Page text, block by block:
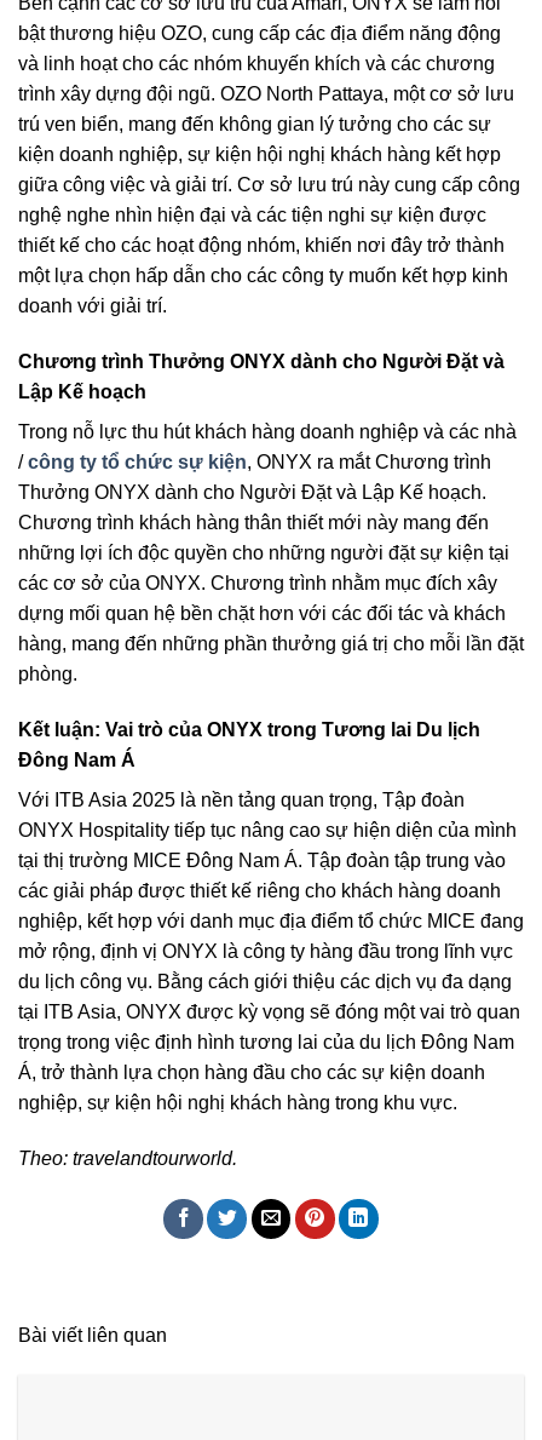
bật thương hiệu OZO, cung cấp các địa điểm năng động
và linh hoạt cho các nhóm khuyến khích và các chương
trình xây dựng đội ngũ. OZO North Pattaya, một cơ sở lưu
trú ven biển, mang đến không gian lý tưởng cho các sự
kiện doanh nghiệp, sự kiện hội nghị khách hàng kết hợp
giữa công việc và giải trí. Cơ sở lưu trú này cung cấp công
nghệ nghe nhìn hiện đại và các tiện nghi sự kiện được
thiết kế cho các hoạt động nhóm, khiến nơi đây trở thành
một lựa chọn hấp dẫn cho các công ty muốn kết hợp kinh
doanh với giải trí.
Chương trình Thưởng ONYX dành cho Người Đặt và
Lập Kế hoạch
Trong nỗ lực thu hút khách hàng doanh nghiệp và các nhà
/công ty tổ chức sự kiện, ONYX ra mắt Chương trình
Thưởng ONYX dành cho Người Đặt và Lập Kế hoạch.
Chương trình khách hàng thân thiết mới này mang đến
những lợi ích độc quyền cho những người đặt sự kiện tại
các cơ sở của ONYX. Chương trình nhằm mục đích xây
dựng mối quan hệ bền chặt hơn với các đối tác và khách
hàng, mang đến những phần thưởng giá trị cho mỗi lần đặt
phòng.
Kết luận: Vai trò của ONYX trong Tương lai Du lịch
Đông Nam Á
Với ITB Asia 2025 là nền tảng quan trọng, Tập đoàn
ONYX Hospitality tiếp tục nâng cao sự hiện diện của mình
tại thị trường MICE Đông Nam Á. Tập đoàn tập trung vào
các giải pháp được thiết kế riêng cho khách hàng doanh
nghiệp, kết hợp với danh mục địa điểm tổ chức MICE đang
mở rộng, định vị ONYX là công ty hàng đầu trong lĩnh vực
du lịch công vụ. Bằng cách giới thiệu các dịch vụ đa dạng
tại ITB Asia, ONYX được kỳ vọng sẽ đóng một vai trò quan
trọng trong việc định hình tương lai của du lịch Đông Nam
Á, trở thành lựa chọn hàng đầu cho các sự kiện doanh
nghiệp, sự kiện hội nghị khách hàng trong khu vực.
Theo: travelandtourworld.
Bài viết liên quan